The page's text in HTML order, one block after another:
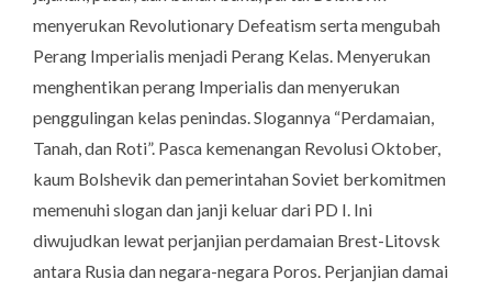
menyerukan Revolutionary Defeatismserta mengubah
Perang Imperialis menjadi Perang Kelas. Menyerukan
menghentikan perang Imperialis dan menyerukan
penggulingan kelas penindas. Slogannya “Perdamaian,
Tanah, dan Roti”. Pasca kemenangan Revolusi Oktober,
kaum Bolshevik dan pemerintahan Soviet berkomitmen
memenuhi slogan dan janji keluar dari PD I. Ini
diwujudkan lewat perjanjian perdamaian Brest-Litovsk
antara Rusia dan negara-negara Poros. Perjanjian damai